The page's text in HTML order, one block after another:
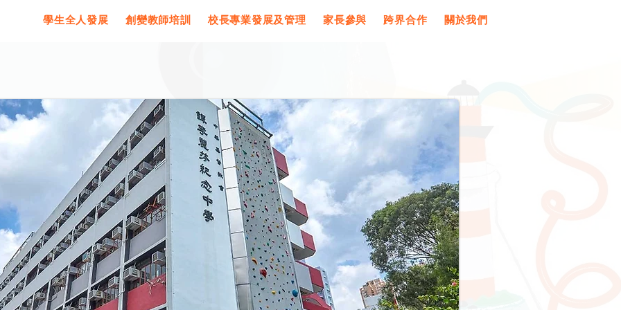
學生全人發展 創變教師培訓 校長專業發展及管理 家長參與 跨界合作 關於我們